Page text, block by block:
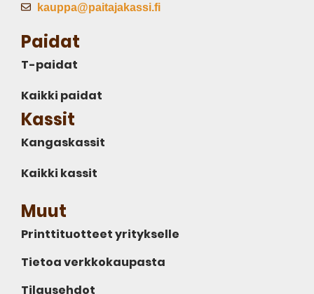
kauppa@paitajakassi.fi
Paidat
T-paidat
Kaikki paidat
Kassit
Kangaskassit
Kaikki kassit
Muut
Printtituotteet yritykselle
Tietoa verkkokaupasta
Tilausehdot